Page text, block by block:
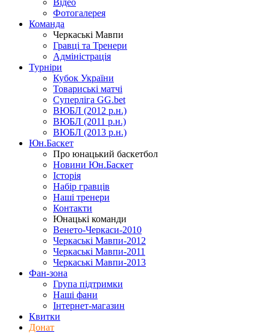
Відео
Фотогалерея
Команда
Черкаські Мавпи
Гравці та Тренери
Адміністрація
Турніри
Кубок України
Товариські матчі
Суперліга GG.bet
ВЮБЛ (2012 р.н.)
ВЮБЛ (2011 р.н.)
ВЮБЛ (2013 р.н.)
Юн.Баскет
Про юнацький баскетбол
Новини Юн.Баскет
Історія
Набір гравців
Наші тренери
Контакти
Юнацькі команди
Венето-Черкаси-2010
Черкаські Мавпи-2012
Черкаські Мавпи-2011
Черкаські Мавпи-2013
Фан-зона
Група підтримки
Наші фани
Інтернет-магазин
Квитки
Донат